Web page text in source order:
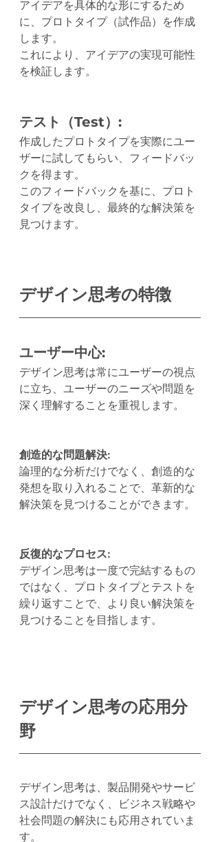
アイデアを具体的な形にするため
に、プロトタイプ（試作品）を作成
します。
これにより、アイデアの実現可能性
を検証します。
テスト（Test）:
作成したプロトタイプを実際にユー
ザーに試してもらい、フィードバッ
クを得ます。
このフィードバックを基に、プロト
タイプを改良し、最終的な解決策を
見つけます。
デザイン思考の特徴
ユーザー中心:
デザイン思考は常にユーザーの視点
に立ち、ユーザーのニーズや問題を
深く理解することを重視します。
創造的な問題解決:
論理的な分析だけでなく、創造的な
発想を取り入れることで、革新的な
解決策を見つけることができます。
反復的なプロセス:
デザイン思考は一度で完結するもの
ではなく、プロトタイプとテストを
繰り返すことで、より良い解決策を
見つけることを目指します。
デザイン思考の応用分
野
デザイン思考は、製品開発やサービ
ス設計だけでなく、ビジネス戦略や
社会問題の解決にも応用されていま
す。